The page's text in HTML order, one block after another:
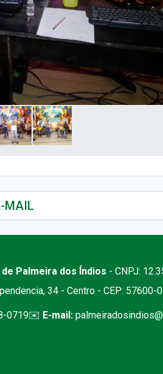
de Palmeira dos Índios - CNPJ:
34 - Centro - CEP:
0719✉️ E-mail: